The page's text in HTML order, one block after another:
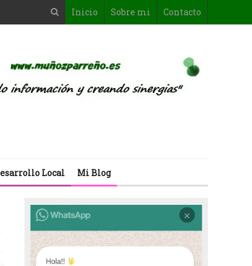
Inicio Sobre mi Contacto
Local Mi Blog